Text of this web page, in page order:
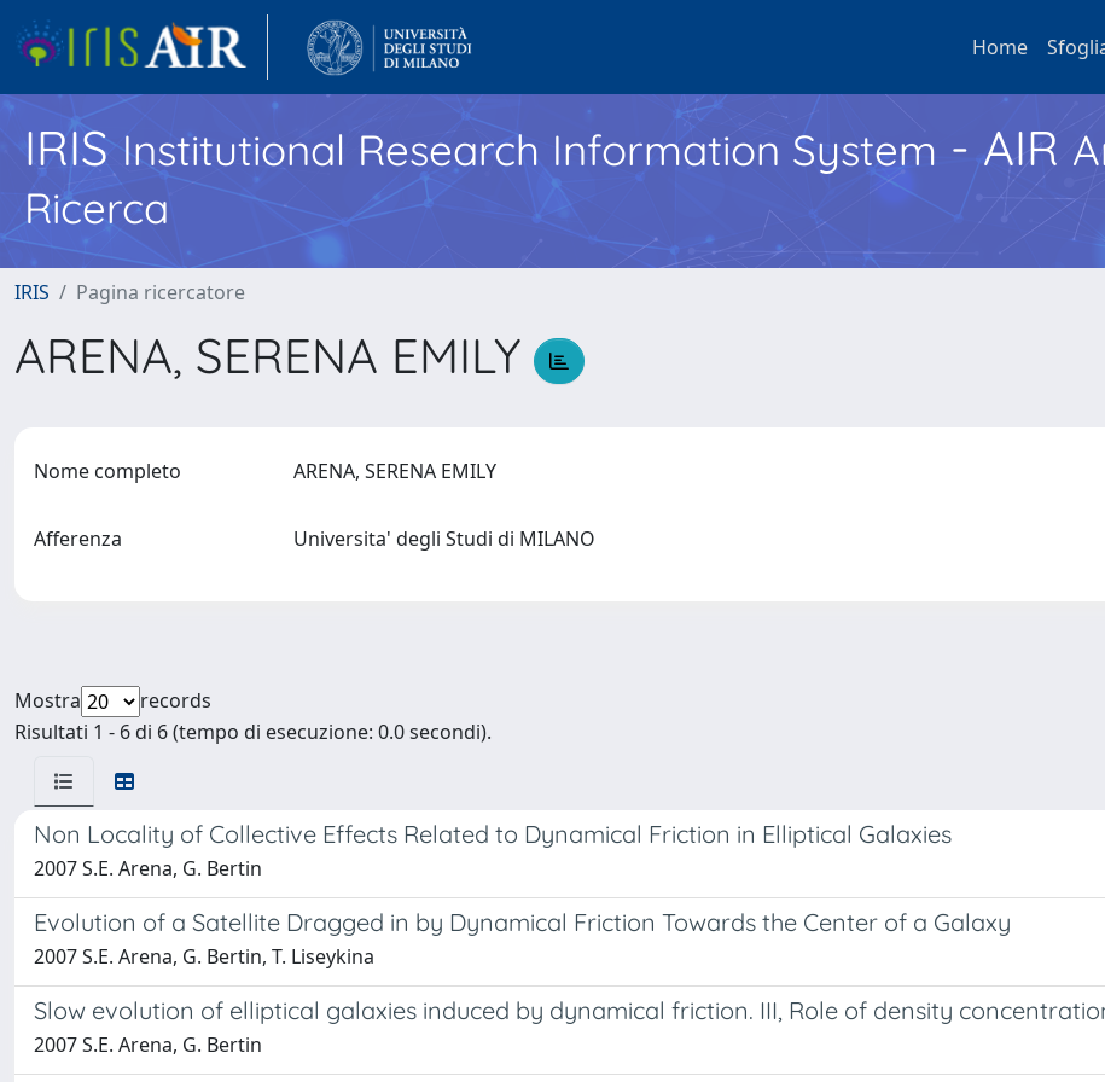
Home
IRISInstitutional Research Information System - AIR
Ricerca
IRIS Pagina ricercatore
ARENA, SERENA EMILY
Nome completo ARENA, SERENA EMILY
Afferenza Universita' degli Studi di MILANO
Mostra
records
Risultati 1 - 6 di 6 (tempo di esecuzione: 0.0 secondi).
Non Locality of Collective Effects Related to Dynamical Friction in Elliptical Galaxies
2007 S.E. Arena, G. Bertin
Evolution of a Satellite Dragged in by Dynamical Friction Towards the Center of a Galaxy
2007 S.E. Arena, G. Bertin, T. Liseykina
Slow evolution of elliptical galaxies induced by dynamical friction. III, Role of density
2007 S.E. Arena, G. Bertin